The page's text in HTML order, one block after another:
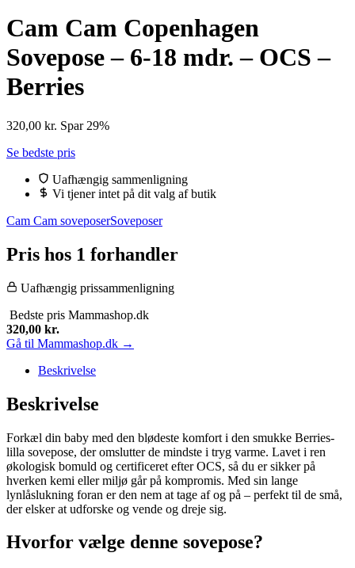
Cam Cam Copenhagen
Sovepose – 6-18 mdr. – OCS –
Berries
320,00 kr. Spar 29%
Se bedste pris
Uafhængig sammenligning
Vi tjener intet på dit valg af butik
Cam Cam soveposerSoveposer
Pris hos 1 forhandler
Uafhængig prissammenligning
Bedste pris Mammashop.dk
320,00 kr.
Gå til Mammashop.dk →
Beskrivelse
Beskrivelse
Forkæl din baby med den blødeste komfort i den smukke Berries-
lilla sovepose, der omslutter de mindste i tryg varme. Lavet i ren
økologisk bomuld og certificeret efter OCS, så du er sikker på
hverken kemi eller miljø går på kompromis. Med sin lange
lynlåslukning foran er den nem at tage af og på – perfekt til de små,
der elsker at udforske og vende og dreje sig.
Hvorfor vælge denne sovepose?